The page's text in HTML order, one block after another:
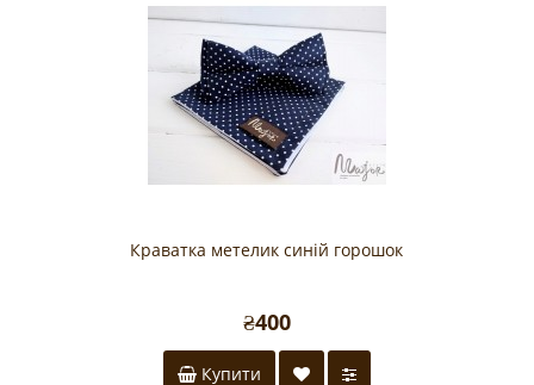
Краватка метелик синій горошок
₴400
Купити